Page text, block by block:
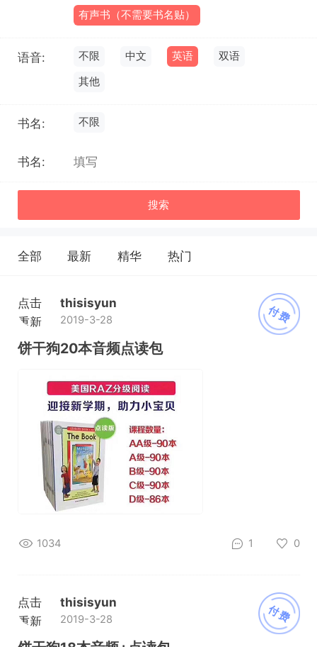
有声书（不需要书名贴）
语音: 不限 中文 英语
双语
其他
书名: 不限
书名:
搜索
全部 最新 精华 热门
付费
点击
重新
加载
thisisyun
2019-3-28
饼干狗20本音频点读包
1034 1 0
付费
点击
重新
加载
thisisyun
2019-3-28